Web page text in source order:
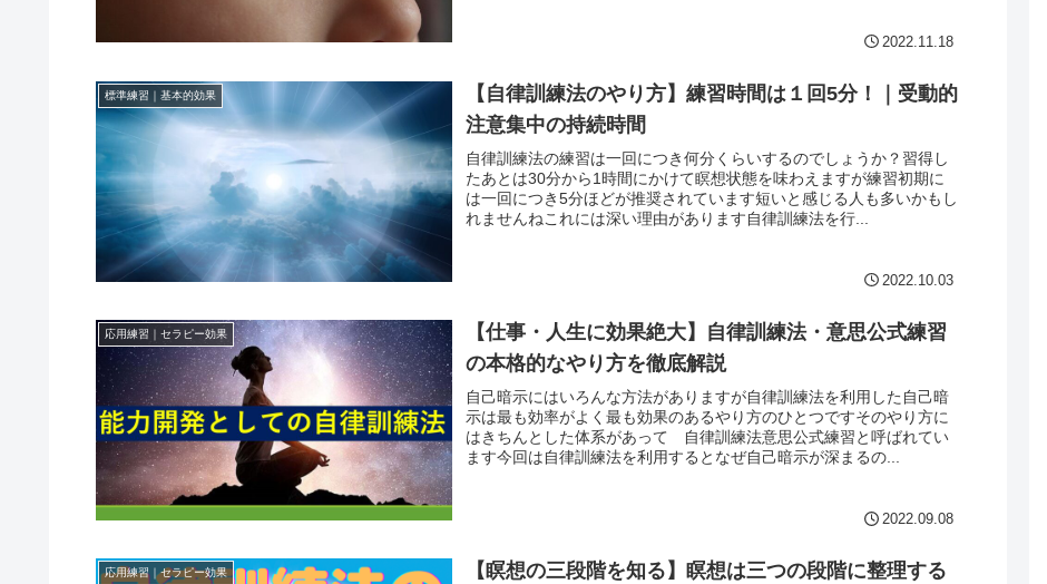
2022.11.18
標準練習｜基本的効果
【自律訓練法のやり方】練習時間は１回5分！｜受動的
注意集中の持続時間
自律訓練法の練習は一回につき何分くらいするのでしょうか？習得し
たあとは30分から1時間にかけて瞑想状態を味わえますが練習初期に
は一回につき5分ほどが推奨されています短いと感じる人も多いかもし
れませんねこれには深い理由があります自律訓練法を行...
2022.10.03
応用練習｜セラピー効果
【仕事・人生に効果絶大】自律訓練法・意思公式練習
の本格的なやり方を徹底解説
自己暗示にはいろんな方法がありますが自律訓練法を利用した自己暗
示は最も効率がよく最も効果のあるやり方のひとつですそのやり方に
はきちんとした体系があって 自律訓練法意思公式練習と呼ばれてい
ます今回は自律訓練法を利用するとなぜ自己暗示が深まるの...
2022.09.08
応用練習｜セラピー効果
【瞑想の三段階を知る】瞑想は三つの段階に整理する